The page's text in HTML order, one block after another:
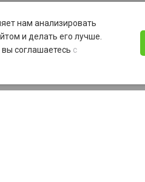
лояльности
нам анализировать
и делать его лучше.
соглашаетесь с